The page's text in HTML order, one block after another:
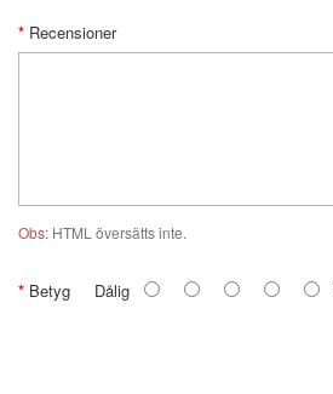
Recensioner
Obs: HTML översätts inte.
Betyg Dålig